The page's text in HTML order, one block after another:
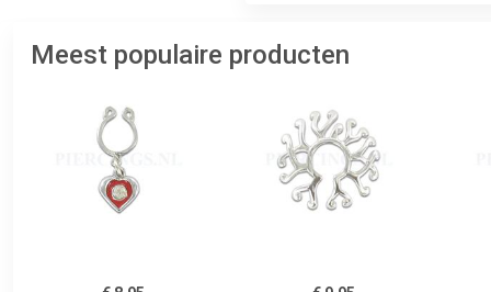
Meest populaire producten